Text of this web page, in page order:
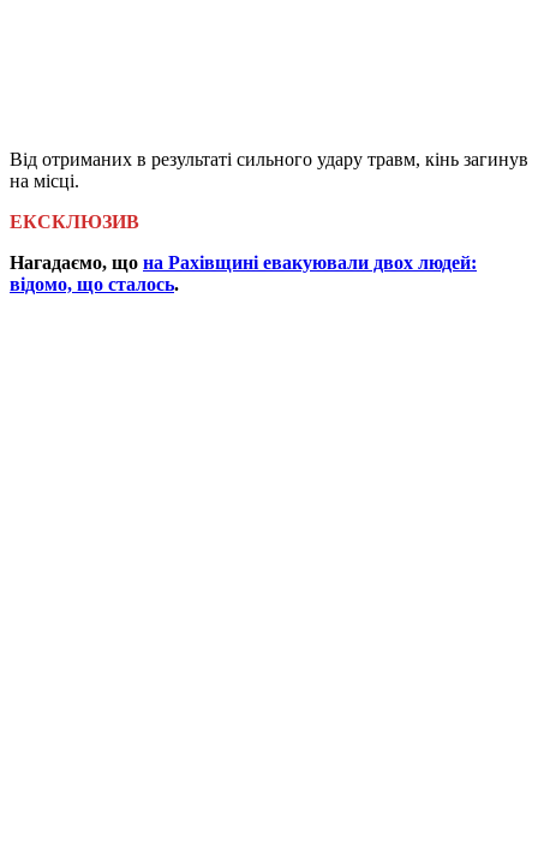
Від отриманих в результаті сильного удару травм, кінь загинув
на місці.
ЕКСКЛЮЗИВ
Нагадаємо, що на Рахівщині евакуювали двох людей:
відомо, що сталось.